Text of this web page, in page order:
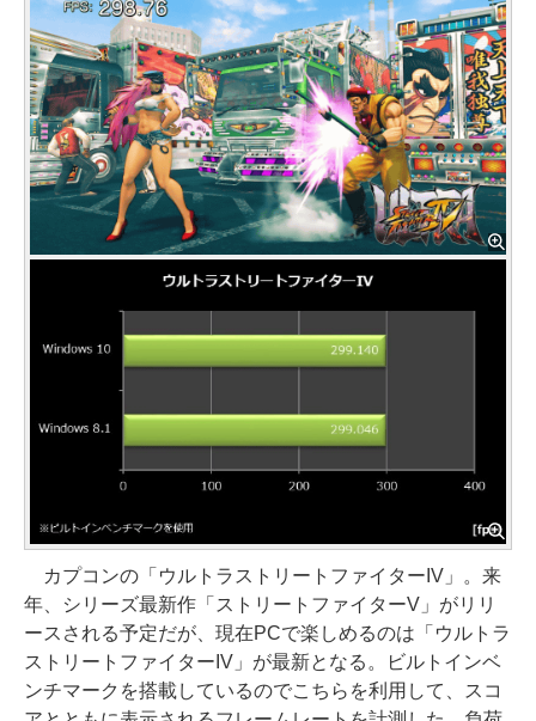
カプコンの「ウルトラストリートファイターIV」。来
年、シリーズ最新作「ストリートファイターV」がリリ
ースされる予定だが、現在PCで楽しめるのは「ウルトラ
ストリートファイターIV」が最新となる。ビルトインベ
ンチマークを搭載しているのでこちらを利用して、スコ